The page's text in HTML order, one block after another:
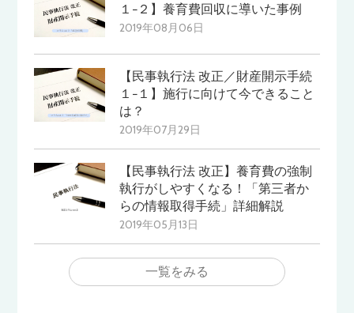
１−２】養育費回収に導いた事例
2019年08月06日
【民事執行法 改正／財産開示手続
１−１】施行に向けて今できること
は？
2019年07月29日
【民事執行法 改正】養育費の強制
執行がしやすくなる！「第三者か
らの情報取得手続」詳細解説
2019年05月13日
一覧をみる